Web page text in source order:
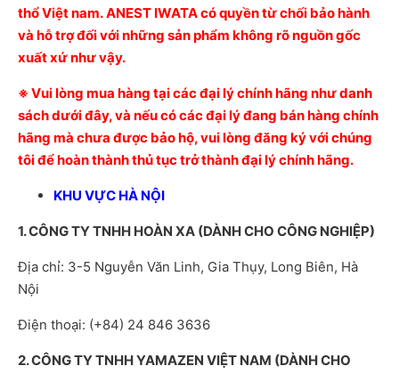
thổ Việt nam. ANEST IWATA có quyền từ chối bảo hành
và hỗ trợ đối với những sản phẩm không rõ nguồn gốc
xuất xứ như vậy.
※ Vui lòng mua hàng tại các đại lý chính hãng như danh
sách dưới đây, và nếu có các đại lý đang bán hàng chính
hãng mà chưa được bảo hộ, vui lòng đăng ký với chúng
tôi để hoàn thành thủ tục trở thành đại lý chính hãng.
KHU VỰC HÀ NỘI
1. CÔNG TY TNHH HOÀN XA (DÀNH CHO CÔNG NGHIỆP)
Địa chỉ: 3-5 Nguyễn Văn Linh, Gia Thụy, Long Biên, Hà
Nội
Điện thoại: (+84) 24 846 3636
2. CÔNG TY TNHH YAMAZEN VIỆT NAM (DÀNH CHO